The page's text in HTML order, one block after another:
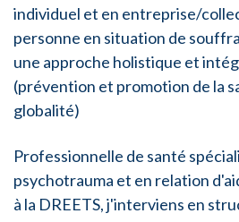
individuel et en entreprise/
personne en situation de
une approche holistique et
(prévention et promotion de la
globalité)
Professionnelle de santé
psychotrauma et en relation
à la DREETS, j'interviens en